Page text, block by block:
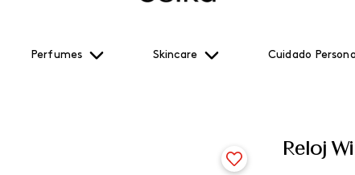
Perfumes Skincare Cuidado
Reloj